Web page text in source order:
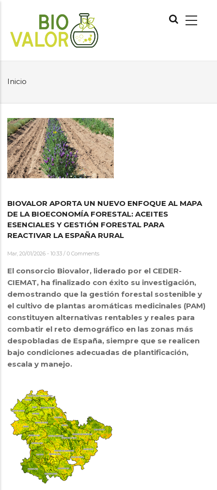
principal
PRINCIPAL
SOBRESCRIBIR
AYUDA
A
LA
NAVEGACIÓN
Inicio
BIOVALOR APORTA UN NUEVO ENFOQUE AL MAPA
DE LA BIOECONOMÍA FORESTAL: ACEITES
ESENCIALES Y GESTIÓN FORESTAL PARA
REACTIVAR LA ESPAÑA RURAL
Mar, 20/01/2026 - 10:33 / 0 Comments
El consorcio Biovalor, liderado por el CEDER-
CIEMAT, ha finalizado con éxito su investigación,
demostrando que la gestión forestal sostenible y
el cultivo de plantas aromáticas medicinales (PAM)
constituyen alternativas rentables y reales para
combatir el reto demográfico en las zonas más
despobladas de España, siempre que se realicen
bajo condiciones adecuadas de plantificación,
escala y manejo.